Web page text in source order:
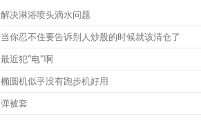
解决淋浴喷头滴水问题
当你忍不住要告诉别人炒股的时候就该清仓了
最近犯“电”啊
椭圆机似乎没有跑步机好用
弹被套